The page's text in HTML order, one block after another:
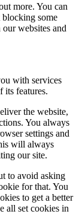
more. You can
blocking some
websites and
with services
its features.
the website,
You always
settings and
will always
our site.
to avoid asking
for that. You
to get a better
all set cookies in